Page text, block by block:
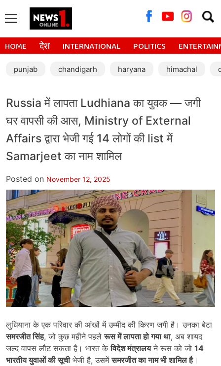
for:
HOME देश INTERNATIONAL POLITICS
punjab chandigarh haryana himachal
Russia में लापता Ludhiana का युवक — जगी
घर वापसी की आस, Ministry of External
Affairs द्वारा भेजी गई 14 लोगों की list में
Samarjeet का नाम शामिल
Posted on November 12, 2025
लुधियाना के एक परिवार की आंखों में उम्मीद की किरण जगी है। उनका बेटा
समरजीत सिंह, जो कुछ महीने पहलेरूस में लापता हो गया था, अब शायद
जल्द वापस लौट सकता है। भारत केविदेश मंत्रालयने रूस को जो 14
भारतीय युवाओं की सूचीभेजी है, उसमेंसमरजीत का नाम भी शामिल है।